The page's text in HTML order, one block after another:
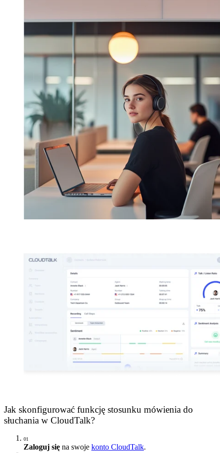
Jak skonfigurować funkcję stosunku mówienia do
słuchania w CloudTalk?
01
Zaloguj się na swoje konto CloudTalk.